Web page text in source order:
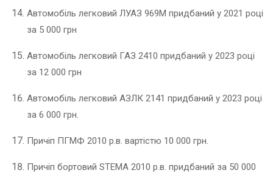
Автомобіль легковий ЛУАЗ 969М придбаний у 2021 році
за 5 000 грн
Автомобіль легковий ГАЗ 2410 придбаний у 2023 році
за 12 000 грн
Автомобіль легковий АЗЛК 2141 придбаний у 2023 році
за 6 000 грн.
Причіп ПГМФ 2010 р.в. вартістю 10 000 грн.
Причіп бортовий STEMA 2010 р.в. придбаний за 50 000